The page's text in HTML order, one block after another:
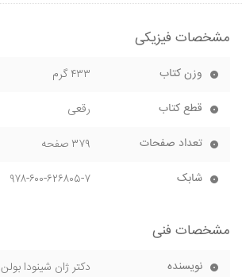
مشخصات فیزیکی
وزن کتاب ۴۳۳ گرم
قطع کتاب رقعی
تعداد صفحات ۳۷۹ صفحه
شابک ۹۷۸-۶۰۰-۶۲۶۸۰۵-۷
مشخصات فنی
نویسنده دکتر ژان شینودا بولن